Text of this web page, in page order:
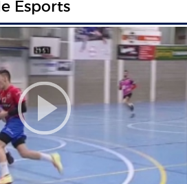
Esports